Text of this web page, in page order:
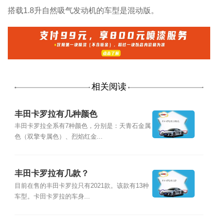
搭载1.8升自然吸气发动机的车型是混动版。
相关阅读
丰田卡罗拉有几种颜色
丰田卡罗拉全系有7种颜色，分别是：天青石金属
色（双擎专属色）、烈焰红金...
丰田卡罗拉有几款？
目前在售的丰田卡罗拉只有2021款。该款有13种
车型。卡田卡罗拉的车身...